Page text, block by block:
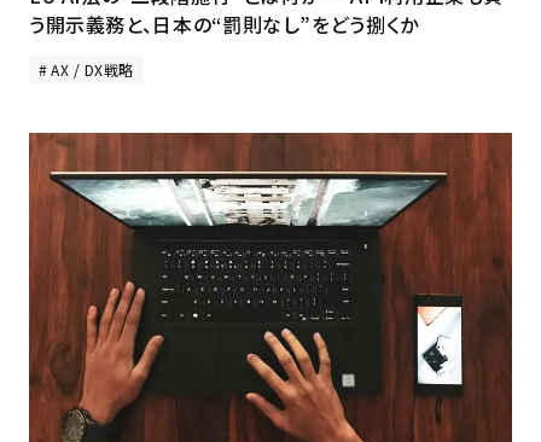
う開示義務と、日本の“罰則なし”をどう捌くか
AX / DX戦略